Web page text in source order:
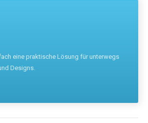
eine praktische Lösung für unterwegs
Designs.